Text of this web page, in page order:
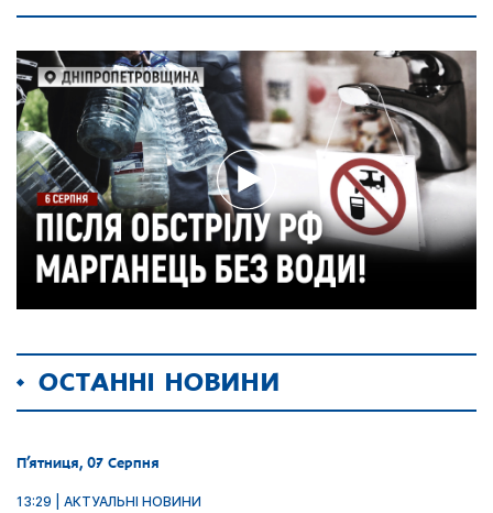
ОСТАННІ НОВИНИ
П’ятниця, 07 Серпня
13:29 | АКТУАЛЬНІ НОВИНИ